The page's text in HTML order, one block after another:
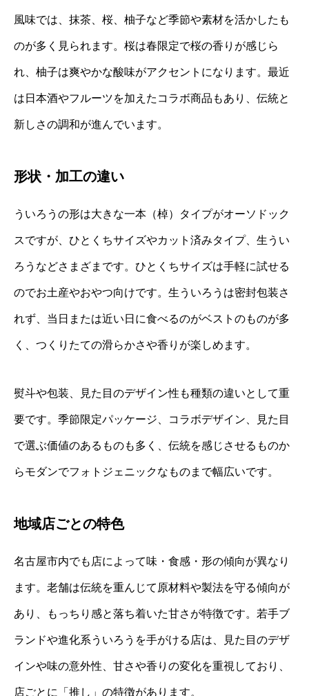
風味では、抹茶、桜、柚子など季節や素材を活かしたも
のが多く見られます。桜は春限定で桜の香りが感じら
れ、柚子は爽やかな酸味がアクセントになります。最近
は日本酒やフルーツを加えたコラボ商品もあり、伝統と
新しさの調和が進んでいます。
形状・加工の違い
ういろうの形は大きな一本（棹）タイプがオーソドック
スですが、ひとくちサイズやカット済みタイプ、生うい
ろうなどさまざまです。ひとくちサイズは手軽に試せる
のでお土産やおやつ向けです。生ういろうは密封包装さ
れず、当日または近い日に食べるのがベストのものが多
く、つくりたての滑らかさや香りが楽しめます。
熨斗や包装、見た目のデザイン性も種類の違いとして重
要です。季節限定パッケージ、コラボデザイン、見た目
で選ぶ価値のあるものも多く、伝統を感じさせるものか
らモダンでフォトジェニックなものまで幅広いです。
地域店ごとの特色
名古屋市内でも店によって味・食感・形の傾向が異なり
ます。老舗は伝統を重んじて原材料や製法を守る傾向が
あり、もっちり感と落ち着いた甘さが特徴です。若手ブ
ランドや進化系ういろうを手がける店は、見た目のデザ
インや味の意外性、甘さや香りの変化を重視しており、
店ごとに「推し」の特徴があります。